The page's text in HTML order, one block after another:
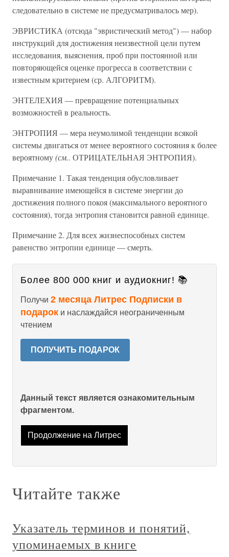
следовательно в системе не предусматривалось мер).
ЭВРИСТИКА (отсюда "эвристический метод") — набор
инструкций для достижения неизвестной цели путем
исследования, выяснения, проб при постоянной или
повторяющейся оценке прогресса в соответствии с
известным критерием (ср. АЛГОРИТМ).
ЭНТЕЛЕХИЯ — превращение потенциальных
возможностей в реальность.
ЭНТРОПИЯ — мера неумолимой тенденции всякой
системы двигаться от менее вероятного состояния к более
вероятному(см.. ОТРИЦАТЕЛЬНАЯ ЭНТРОПИЯ).
Примечание 1. Такая тенденция обусловливает
выравнивание имеющейся в системе энергии до
достижения полного покоя (максимального вероятного
состояния), тогда энтропия становится равной единице.
Примечание 2. Для всех жизнеспособных систем
равенство энтропии единице — смерть.
Более 800 000 книг и аудиокниг! 📚
Получи 2 месяца Литрес Подписки в
подарок и наслаждайся неограниченным
чтением
ПОЛУЧИТЬ ПОДАРОК
Данный текст является ознакомительным
фрагментом.
Продолжение на Литрес
Читайте также
Указатель терминов и понятий,
упоминаемых в книге